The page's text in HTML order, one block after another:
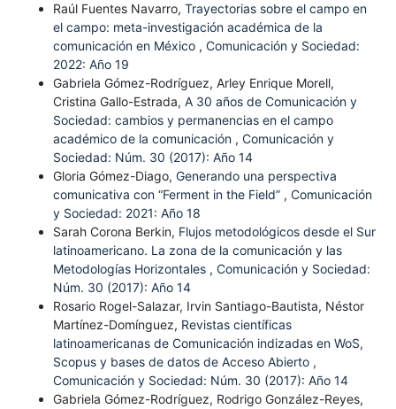
Raúl Fuentes Navarro, Trayectorias sobre el campo en
el campo: meta-investigación académica de la
comunicación en México , Comunicación y Sociedad:
2022: Año 19
Gabriela Gómez-Rodríguez, Arley Enrique Morell,
Cristina Gallo-Estrada, A 30 años de Comunicación y
Sociedad: cambios y permanencias en el campo
académico de la comunicación , Comunicación y
Sociedad: Núm. 30 (2017): Año 14
Gloria Gómez-Diago, Generando una perspectiva
comunicativa con “Ferment in the Field” , Comunicación
y Sociedad: 2021: Año 18
Sarah Corona Berkin, Flujos metodológicos desde el Sur
latinoamericano. La zona de la comunicación y las
Metodologías Horizontales , Comunicación y Sociedad:
Núm. 30 (2017): Año 14
Rosario Rogel-Salazar, Irvin Santiago-Bautista, Néstor
Martínez-Domínguez, Revistas científicas
latinoamericanas de Comunicación indizadas en WoS,
Scopus y bases de datos de Acceso Abierto ,
Comunicación y Sociedad: Núm. 30 (2017): Año 14
Gabriela Gómez-Rodríguez, Rodrigo González-Reyes,